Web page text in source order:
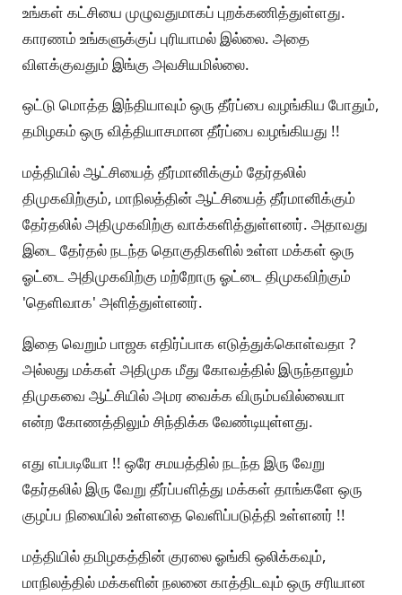
உங்கள் கட்சியை முழுவதுமாகப் புறக்கணித்துள்ளது.
காரணம் உங்களுக்குப் புரியாமல் இல்லை. அதை
விளக்குவதும் இங்கு அவசியமில்லை.
ஒட்டு மொத்த இந்தியாவும் ஒரு தீர்ப்பை வழங்கிய போதும்,
தமிழகம் ஒரு வித்தியாசமான தீர்ப்பை வழங்கியது !!
மத்தியில் ஆட்சியைத் தீர்மானிக்கும் தேர்தலில்
திமுகவிற்கும், மாநிலத்தின் ஆட்சியைத் தீர்மானிக்கும்
தேர்தலில் அதிமுகவிற்கு வாக்களித்துள்ளனர். அதாவது
இடை தேர்தல் நடந்த தொகுதிகளில் உள்ள மக்கள் ஒரு
ஓட்டை அதிமுகவிற்கு மற்றோரு ஓட்டை திமுகவிற்கும்
'தெளிவாக' அளித்துள்ளனர்.
இதை வெறும் பாஜக எதிர்ப்பாக எடுத்துக்கொள்வதா ?
அல்லது மக்கள் அதிமுக மீது கோவத்தில் இருந்தாலும்
திமுகவை ஆட்சியில் அமர வைக்க விரும்பவில்லையா
என்ற கோணத்திலும் சிந்திக்க வேண்டியுள்ளது.
எது எப்படியோ !! ஒரே சமயத்தில் நடந்த இரு வேறு
தேர்தலில் இரு வேறு தீர்ப்பளித்து மக்கள் தாங்களே ஒரு
குழப்ப நிலையில் உள்ளதை வெளிப்படுத்தி உள்ளனர் !!
மத்தியில் தமிழகத்தின் குரலை ஓங்கி ஒலிக்கவும்,
மாநிலத்தில் மக்களின் நலனை காத்திடவும் ஒரு சரியான